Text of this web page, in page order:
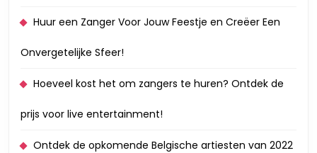
Huur een Zanger Voor Jouw Feestje en Creëer Een
Onvergetelijke Sfeer!
Hoeveel kost het om zangers te huren? Ontdek de
prijs voor live entertainment!
Ontdek de opkomende Belgische artiesten van 2022